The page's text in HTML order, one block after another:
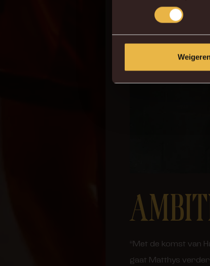
“Met de komst van
gaat Matthys